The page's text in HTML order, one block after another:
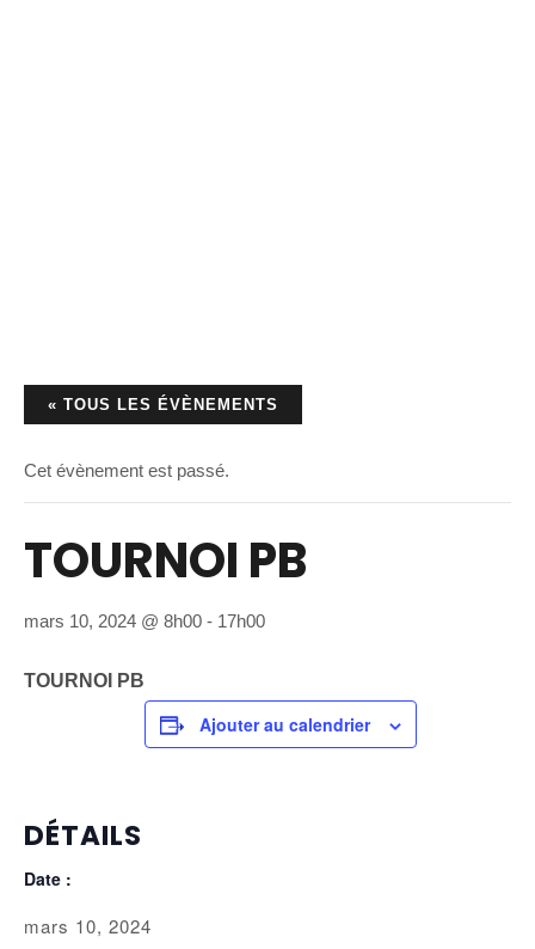
« TOUS LES ÉVÈNEMENTS
Cet évènement est passé.
TOURNOI PB
mars 10, 2024 @ 8h00 - 17h00
TOURNOI PB
Ajouter au calendrier
DÉTAILS
Date :
mars 10, 2024